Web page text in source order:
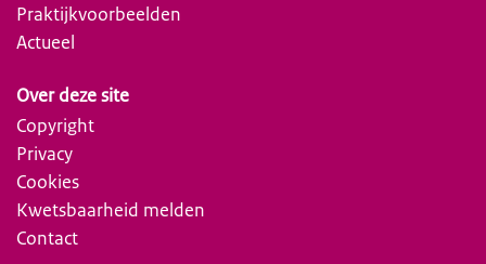
Praktijkvoorbeelden
Actueel
Over deze site
Copyright
Privacy
Cookies
Kwetsbaarheid melden
Contact